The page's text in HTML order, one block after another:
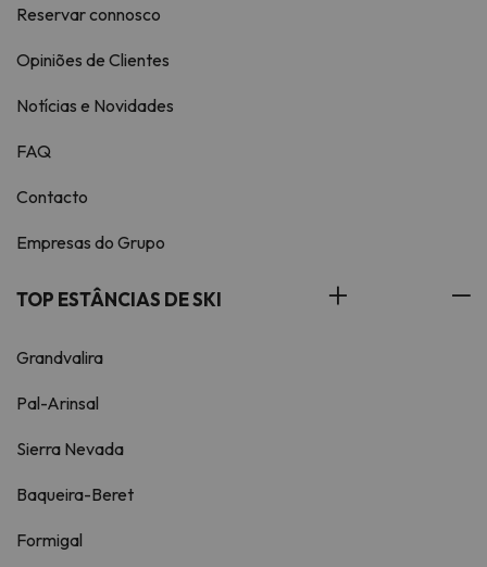
Reservar connosco
Opiniões de Clientes
Notícias e Novidades
FAQ
Contacto
Empresas do Grupo
TOP ESTÂNCIAS DE SKI
Grandvalira
Pal-Arinsal
Sierra Nevada
Baqueira-Beret
Formigal